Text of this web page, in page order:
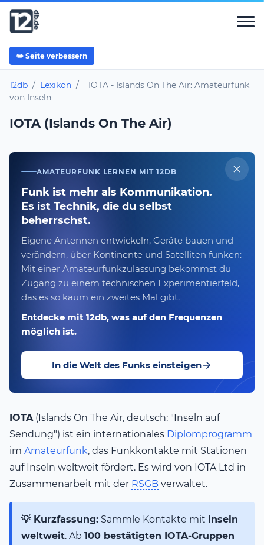
✏️ Seite verbessern
12db / Lexikon /
IOTA - Islands On The Air: Amateurfunk
von Inseln
IOTA (Islands On The Air)
AMATEURFUNK LERNEN MIT 12DB
Funk ist mehr als Kommunikation.
Es ist Technik, die du selbst
beherrschst.
Eigene Antennen entwickeln, Geräte bauen und
verändern, über Kontinente und Satelliten funken:
Mit einer Amateurfunkzulassung bekommst du
Zugang zu einem technischen Experimentierfeld,
das es so kaum ein zweites Mal gibt.
Entdecke mit 12db, was auf den Frequenzen
möglich ist.
In die Welt des Funks einsteigen
IOTA(Islands On The Air, deutsch: "Inseln auf
Sendung") ist ein internationales Diplomprogramm
im Amateurfunk, das Funkkontakte mit Stationen
auf Inseln weltweit fördert. Es wird von IOTA Ltd in
Zusammenarbeit mit der RSGB verwaltet.
💡 Kurzfassung: Sammle Kontakte mit Inseln
weltweit. Ab 100 bestätigten IOTA-Gruppen